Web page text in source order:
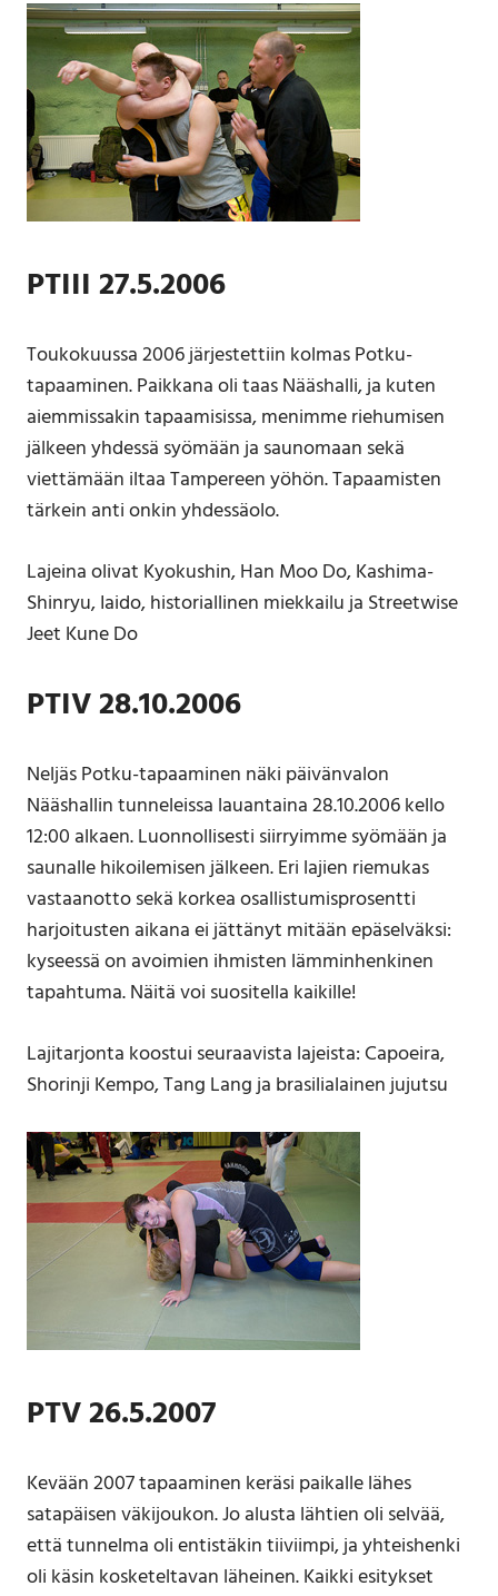
PTIII 27.5.2006
Toukokuussa 2006 järjestettiin kolmas Potku-
tapaaminen. Paikkana oli taas Nääshalli, ja kuten
aiemmissakin tapaamisissa, menimme riehumisen
jälkeen yhdessä syömään ja saunomaan sekä
viettämään iltaa Tampereen yöhön. Tapaamisten
tärkein anti onkin yhdessäolo.
Lajeina olivat Kyokushin, Han Moo Do, Kashima-
Shinryu, Iaido, historiallinen miekkailu ja Streetwise
Jeet Kune Do
PTIV 28.10.2006
Neljäs Potku-tapaaminen näki päivänvalon
Nääshallin tunneleissa lauantaina 28.10.2006 kello
12:00 alkaen. Luonnollisesti siirryimme syömään ja
saunalle hikoilemisen jälkeen. Eri lajien riemukas
vastaanotto sekä korkea osallistumisprosentti
harjoitusten aikana ei jättänyt mitään epäselväksi:
kyseessä on avoimien ihmisten lämminhenkinen
tapahtuma. Näitä voi suositella kaikille!
Lajitarjonta koostui seuraavista lajeista: Capoeira,
Shorinji Kempo, Tang Lang ja brasilialainen jujutsu
PTV 26.5.2007
Kevään 2007 tapaaminen keräsi paikalle lähes
satapäisen väkijoukon. Jo alusta lähtien oli selvää,
että tunnelma oli entistäkin tiiviimpi, ja yhteishenki
oli käsin kosketeltavan läheinen. Kaikki esitykset